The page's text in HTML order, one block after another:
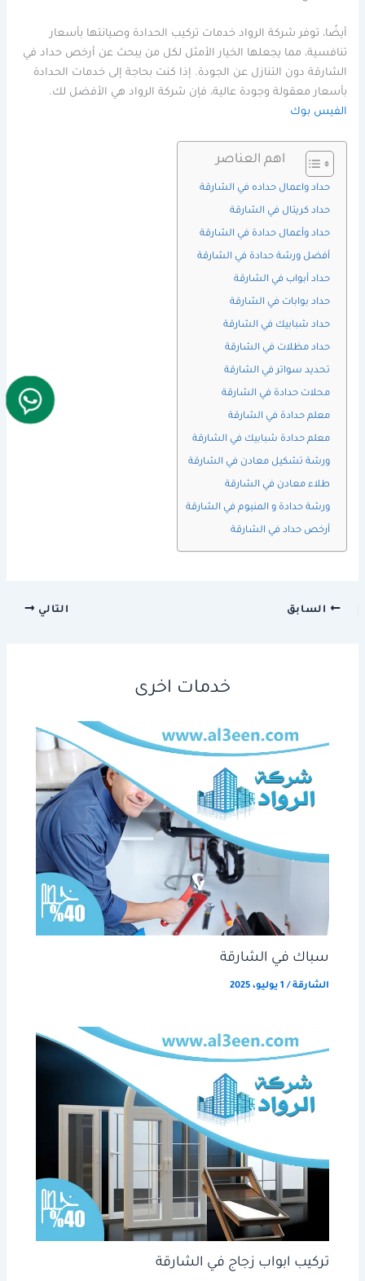
أيضًا، توفر شركة الرواد خدمات تركيب الحدادة وصيانتها بأسعار
تنافسية، مما يجعلها الخيار الأمثل لكل من يبحث عن أرخص حداد في
الشارقة دون التنازل عن الجودة. إذا كنت بحاجة إلى خدمات الحدادة
بأسعار معقولة وجودة عالية، فإن شركة الرواد هي الأفضل لك.
الفيس بوك
اهم العناصر
حداد واعمال حداده في الشارقة
حداد كريتال في الشارقة
حداد وأعمال حدادة في الشارقة
أفضل ورشة حدادة في الشارقة
حداد أبواب في الشارقة
حداد بوابات في الشارقة
حداد شبابيك في الشارقة
حداد مظلات في الشارقة
تحديد سواتر في الشارقة
محلات حدادة في الشارقة
معلم حدادة في الشارقة
معلم حدادة شبابيك في الشارقة
ورشة تشكيل معادن في الشارقة
طلاء معادن في الشارقة
ورشة حدادة و المنيوم في الشارقة
أرخص حداد في الشارقة
السابق التالي
خدمات اخرى
سباك في الشارقة
الشارقة/ 1 يوليو، 2025
تركيب ابواب زجاج في الشارقة